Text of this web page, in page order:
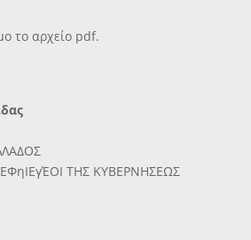
το αρχείο pdf.
ΤΗΣ ΚΥΒΕΡΝΗΣΕΩΣ